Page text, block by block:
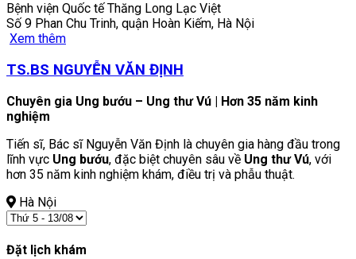
Bệnh viện Quốc tế Thăng Long Lạc Việt
Số 9 Phan Chu Trinh, quận Hoàn Kiếm, Hà Nội
Xem thêm
TS.BS NGUYỄN VĂN ĐỊNH
Chuyên gia Ung bướu – Ung thư Vú | Hơn 35 năm kinh
nghiệm
Tiến sĩ, Bác sĩ Nguyễn Văn Định là chuyên gia hàng đầu trong
lĩnh vực Ung bướu, đặc biệt chuyên sâu về Ung thư Vú, với
hơn 35 năm kinh nghiệm khám, điều trị và phẫu thuật.
Hà Nội
Đặt lịch khám